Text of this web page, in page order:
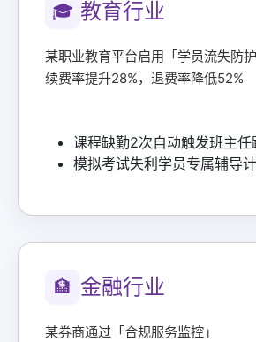
🎓 教育行业
某职业教育平台启用「学员流失防护
续费率提升28%，退费率降低52%
课程缺勤2次自动触发班主任
模拟考试失利学员专属辅导
🏦 金融行业
某券商通过「合规服务监控」